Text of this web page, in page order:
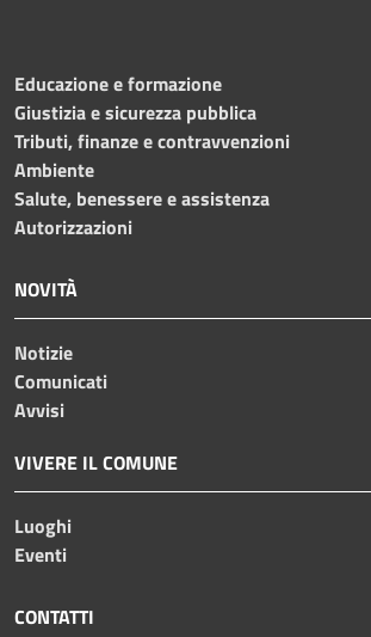
Educazione e formazione
Giustizia e sicurezza pubblica
Tributi, finanze e contravvenzioni
Ambiente
Salute, benessere e assistenza
Autorizzazioni
NOVITÀ
Notizie
Comunicati
Avvisi
VIVERE IL COMUNE
Luoghi
Eventi
CONTATTI